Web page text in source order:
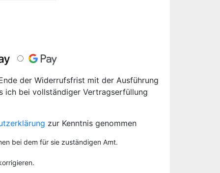
der Widerrufsfrist mit der Ausführung
ich bei vollständiger Vertragserfüllung
zur Kenntnis genommen
bei dem für sie zuständigen Amt.